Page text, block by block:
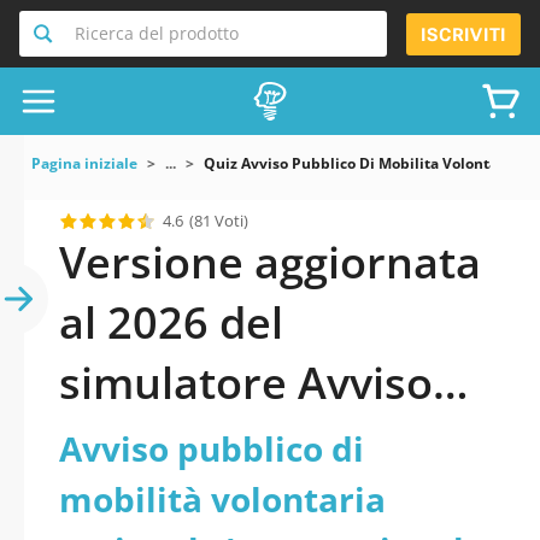
Ricerca del prodotto ISCRIVITI
Pagina iniziale ... Quiz Avviso Pubblico Di Mobilita Volontaria
4.6 (81 Voti)
Versione aggiornata
al 2026 del
simulatore Avviso
pubblico di mobilità
volontaria
Avviso pubblico di
mobilità volontaria